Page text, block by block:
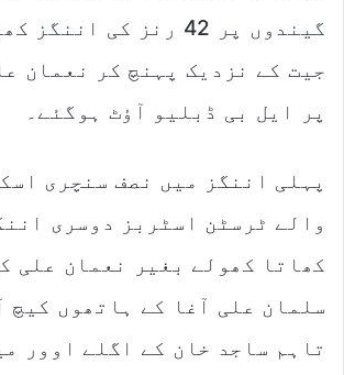
گیندوں پر 42 رنز کی
جیت کے نزدیک پہنچ کر نعمان
پر ایل بی ڈبلیو آؤٹ ہوگئے۔
پہلی اننگز میں نصف سنچری
والے ٹرسٹن اسٹربز دوسری
کھاتا کھولے بغیر نعمان علی
سلمان علی آغا کے ہاتھوں کیچ
تاہم ساجد خان کے اگلے اوور